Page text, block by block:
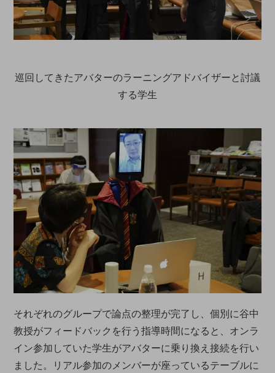
巡回してきたアバターのラーニングアドバイザーと討議
する学生
それぞれのグループで論点の整理が完了し、個別に谷中
教授がフィードバックを行う指導時間になると、オンラ
イン参加していた学生がアバターに乗り換え接続を行い
ました。リアル参加のメンバーが座っているテーブルに